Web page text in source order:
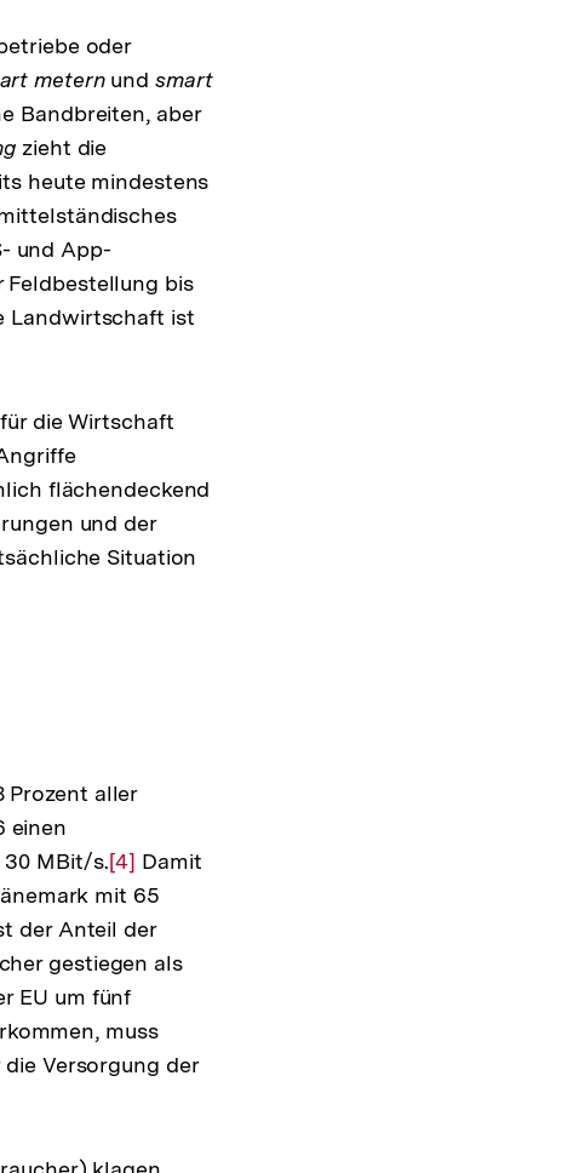
oder
meternundsmart
Bandbreiten, aber
zieht die
heute mindestens
und App-
Feldbestellung bis
Landwirtschaft ist
die Wirtschaft
flächendeckend
und der
Situation
Prozent aller
einen
MBit/s.Zur
Auflösung
der
Fußnote
[4] Damit
mit 65
der Anteil der
gestiegen als
EU um fünf
muss
Versorgung der